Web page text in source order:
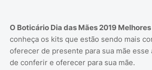
O Boticário Dia das Mães 2019
conheça os kits que estão sendo mais
oferecer de presente para sua mãe esse
de conferir e oferecer para sua mãe.